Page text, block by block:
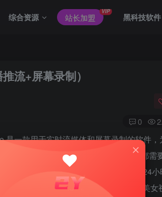
综合资源 站长加盟
VIP
黑科技软件
流+屏幕录制）
0
一款用于实时流媒体和屏幕录制的软件
究了下这款软件，大部分商用直软件都需
作，简单理解用这免费工具也能自己24
时时被动收入，通过OBS搭建24小时美女